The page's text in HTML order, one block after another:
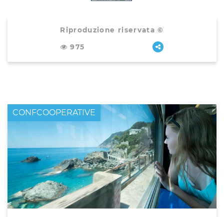
Riproduzione riservata ©
975
CONFCOOPERATIVE